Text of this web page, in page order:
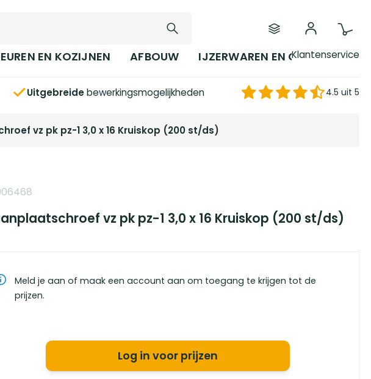
EN KOZIJNEN AFBOUW IJZERWAREN EN GEREEDSCHAP
Klantenservice
Uitgebreidebewerkingsmogelijkheden 4.5 uit 5
vz pk pz-1 3,0 x 16 Kruiskop (200 st/ds)
vz pk pz-1 3,0 x 16 Kruiskop (200 st/ds)
Meld je aan of maak een account aan om toegang te krijgen tot de
prijzen.
Log in voor prijzen